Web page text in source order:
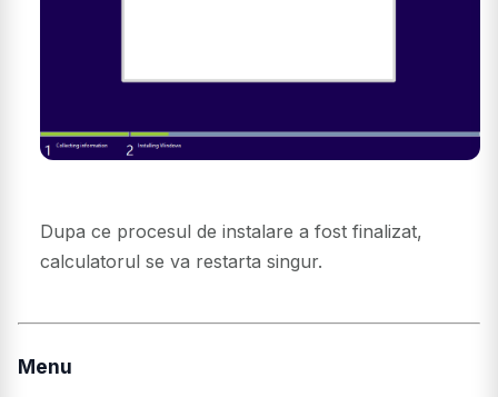
Dupa ce procesul de instalare a fost finalizat,
calculatorul se va restarta singur.
Menu